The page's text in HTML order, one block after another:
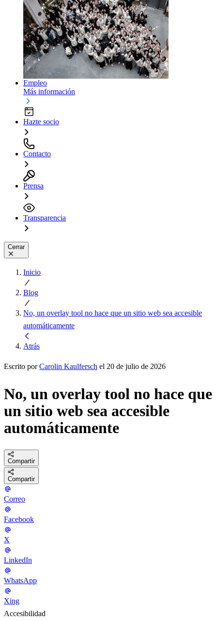
Empleo
Más información
Hazte socio
Contacto
Prensa
Transparencia
Cerrar
Inicio
Blog
No, un overlay tool no hace que un sitio web sea accesible
automáticamente
Atrás
Escrito porCarolin Kaulfersch el 20 de julio de 2026
No, un overlay tool no hace que
un sitio web sea accesible
automáticamente
Compartir
Compartir
Correo
Facebook
X
LinkedIn
WhatsApp
Xing
Accesibilidad